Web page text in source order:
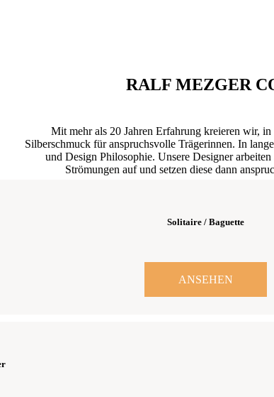
RALF MEZGER
Mit mehr als 20 Jahren Erfahrung kreieren wir,
Silberschmuck für anspruchsvolle Trägerinnen. In
und Design Philosophie. Unsere Designer
Strömungen auf und setzen diese dann
Solitaire / Baguette
ANSEHEN